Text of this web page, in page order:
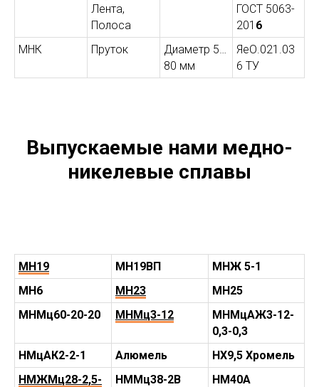
Лента,
Полоса
ГОСТ 5063-
201 6
МНК
Пруток
Диаметр 5…
80 мм
ЯеО.021.03
6 ТУ
Выпускаемые нами медно-
никелевые сплавы
МН19 МН19ВП
МНЖ 5-1
МН6
МН23
МН25
МНМц60-20-20
МНМц3-12
МНМцАЖ3-12-
0,3-0,3
НМцАК2-2-1
Алюмель
НХ9,5 Хромель
НМЖМц28-2,5-
НММц38-2В НМ40А